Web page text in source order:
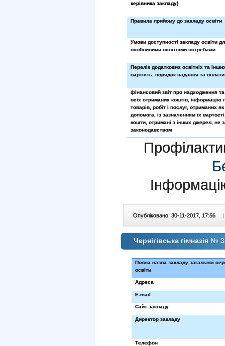
керівника закладу)
Правила прийому до закладу освіти
Умови доступності закладу освіти
особливими освітніми потребами
Перелік додаткових освітніх та
вартість, порядок надання та оплати
фінансовий звіт про надходження
всіх отриманих коштів, інформацію
товарів, робіт і послуг, отриманих
допомога, із зазначенням їх
кошти, отримані з інших джерел, не
законодавством
Опубліковано: 30-11-2017, 17:56 |
Чернігівська гімназія №
Повна назва закладу загальної
освіти
Адреса
E-mail
Сайт закладу
Директор закладу
Телефон